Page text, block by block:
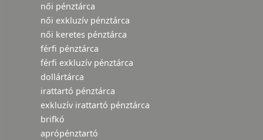
női pénztárca
női exkluzív pénztárca
női keretes pénztárca
férfi pénztárca
férfi exkluzív pénztárca
dollártárca
irattartó pénztárca
exkluzív irattartó pénztárca
brifkó
aprópénztartó